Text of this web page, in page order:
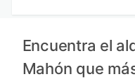
Encuentra el
Mahón que